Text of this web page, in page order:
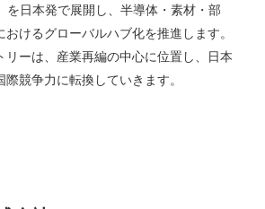
を日本発で展開し、半導体・素材・部
けるグローバルハブ化を推進します。
リーは、産業再編の中心に位置し、日本
競争力に転換していきます。